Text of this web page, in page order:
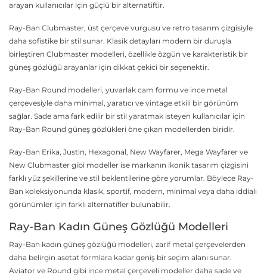
arayan kullanıcılar için güçlü bir alternatiftir.
Ray-Ban Clubmaster, üst çerçeve vurgusu ve retro tasarım çizgisiyle
daha sofistike bir stil sunar. Klasik detayları modern bir duruşla
birleştiren Clubmaster modelleri, özellikle özgün ve karakteristik bir
güneş gözlüğü arayanlar için dikkat çekici bir seçenektir.
Ray-Ban Round modelleri, yuvarlak cam formu ve ince metal
çerçevesiyle daha minimal, yaratıcı ve vintage etkili bir görünüm
sağlar. Sade ama fark edilir bir stil yaratmak isteyen kullanıcılar için
Ray-Ban Round güneş gözlükleri öne çıkan modellerden biridir.
Ray-Ban Erika, Justin, Hexagonal, New Wayfarer, Mega Wayfarer ve
New Clubmaster gibi modeller ise markanın ikonik tasarım çizgisini
farklı yüz şekillerine ve stil beklentilerine göre yorumlar. Böylece Ray-
Ban koleksiyonunda klasik, sportif, modern, minimal veya daha iddialı
görünümler için farklı alternatifler bulunabilir.
Ray-Ban Kadın Güneş Gözlüğü Modelleri
Ray-Ban kadın güneş gözlüğü modelleri, zarif metal çerçevelerden
daha belirgin asetat formlara kadar geniş bir seçim alanı sunar.
Aviator ve Round gibi ince metal çerçeveli modeller daha sade ve